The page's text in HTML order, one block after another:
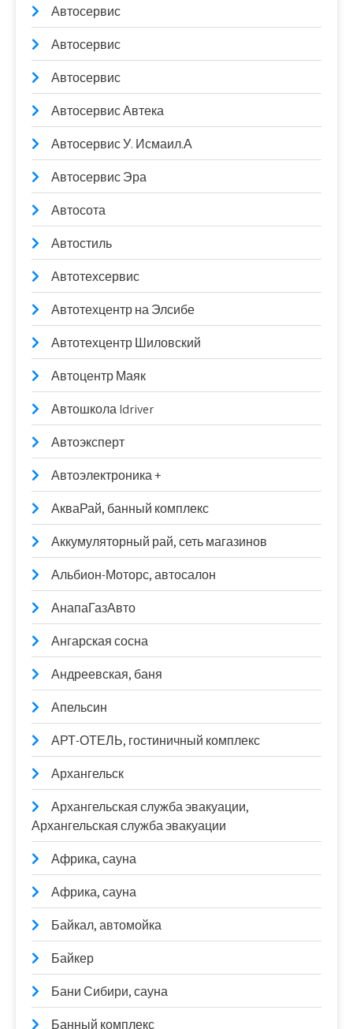
Автосервис
Автосервис
Автосервис
Автосервис Автека
Автосервис У. Исмаил.А
Автосервис Эра
Автосота
Автостиль
Автотехсервис
Автотехцентр на Элсибе
Автотехцентр Шиловский
Автоцентр Маяк
Автошкола Idriver
Автоэксперт
Автоэлектроника +
АкваРай, банный комплекс
Аккумуляторный рай, сеть магазинов
Альбион-Моторс, автосалон
АнапаГазАвто
Ангарская сосна
Андреевская, баня
Апельсин
АРТ-ОТЕЛЬ, гостиничный комплекс
Архангельск
Архангельская служба эвакуации,
Архангельская служба эвакуации
Африка, сауна
Африка, сауна
Байкал, автомойка
Байкер
Бани Сибири, сауна
Банный комплекс